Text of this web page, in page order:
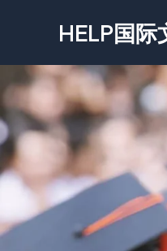
容
HELP国际